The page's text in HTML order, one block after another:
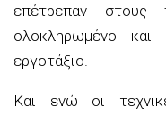
επέτρεπαν
ολοκληρωμένο
εργοτάξιο.
Και ενώ οι